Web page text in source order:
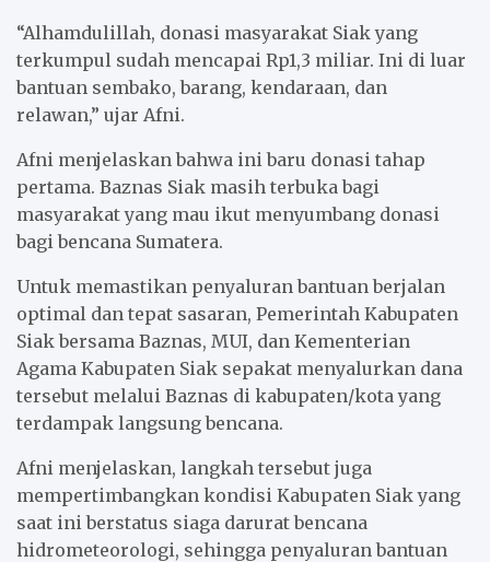
“Alhamdulillah, donasi masyarakat Siak yang
terkumpul sudah mencapai Rp1,3 miliar. Ini di luar
bantuan sembako, barang, kendaraan, dan
relawan,” ujar Afni.
Afni menjelaskan bahwa ini baru donasi tahap
pertama. Baznas Siak masih terbuka bagi
masyarakat yang mau ikut menyumbang donasi
bagi bencana Sumatera.
Untuk memastikan penyaluran bantuan berjalan
optimal dan tepat sasaran, Pemerintah Kabupaten
Siak bersama Baznas, MUI, dan Kementerian
Agama Kabupaten Siak sepakat menyalurkan dana
tersebut melalui Baznas di kabupaten/kota yang
terdampak langsung bencana.
Afni menjelaskan, langkah tersebut juga
mempertimbangkan kondisi Kabupaten Siak yang
saat ini berstatus siaga darurat bencana
hidrometeorologi, sehingga penyaluran bantuan